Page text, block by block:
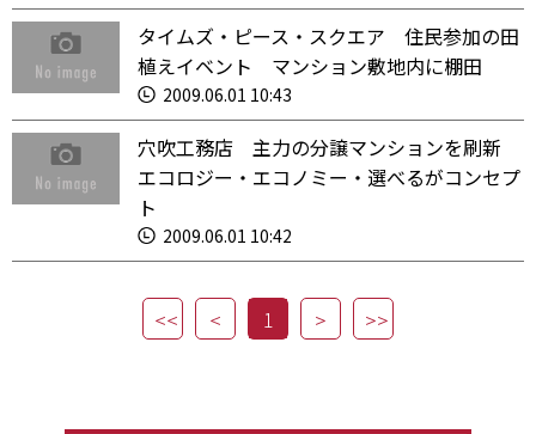
タイムズ・ピース・スクエア 住民参加の田
植えイベント マンション敷地内に棚田
2009.06.01 10:43
穴吹工務店 主力の分譲マンションを刷新
エコロジー・エコノミー・選べるがコンセプ
ト
2009.06.01 10:42
1